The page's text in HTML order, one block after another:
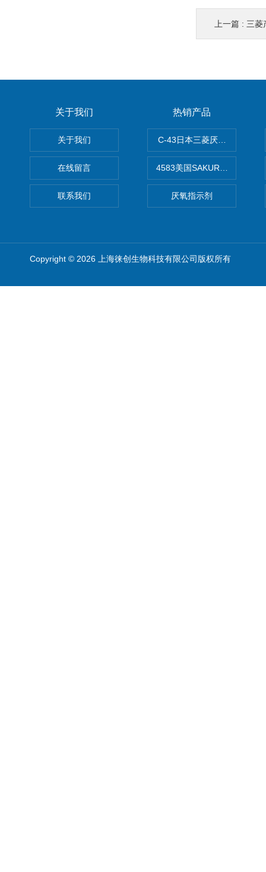
上一篇 : 三菱
关于我们
关于我们
在线留言
联系我们
热销产品
C-43日本三菱厌氧培养袋
4583美国SAKURA樱花OCT
厌氧指示剂
Copyright © 2026 上海徕创生物科技有限公司版权所有